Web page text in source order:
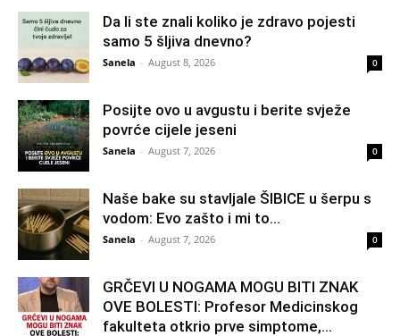
Da li ste znali koliko je zdravo pojesti
samo 5 šljiva dnevno?
Sanela - August 8, 2026 0
Posijte ovo u avgustu i berite svježe
povrće cijele jeseni
Sanela - August 7, 2026 0
Naše bake su stavljale ŠIBICE u šerpu s
vodom: Evo zašto i mi to...
Sanela - August 7, 2026 0
GRČEVI U NOGAMA MOGU BITI ZNAK
OVE BOLESTI: Profesor Medicinskog
fakulteta otkrio prve simptome,...